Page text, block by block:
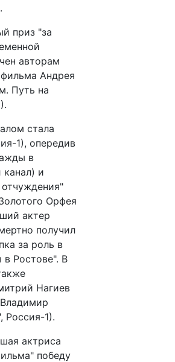
приз "за
авторам
Андрея
Путь на
стала
1), опередив
в
и
Орфея
актер
получил
за роль в
Ростове". В
Нагиев
Россия-1).
актриса
победу